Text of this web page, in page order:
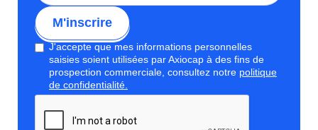
J'accepte que mes informations personnelles
saisies soient utilisées par Axiocap à des fins de
prospection commerciale, consultez notre politique
de confidentialité.